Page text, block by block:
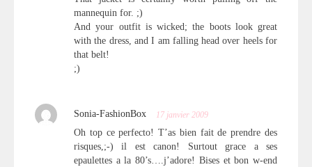
mannequin for. ;)
And your outfit is wicked; the boots look great
with the dress, and I am falling head over heels for
that belt!
;)
Sonia-FashionBox 17 janvier 2009
Oh top ce perfecto! T’as bien fait de prendre des
risques,;-) il est canon! Surtout grace a ses
epaulettes a la 80’s….j’adore! Bises et bon w-end